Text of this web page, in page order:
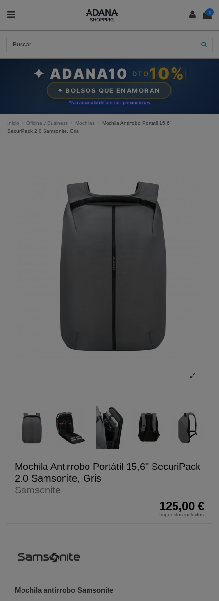
0
✦ ADANA10 DTO10%
✦ BOLSOS QUE ENAMORAN
*No acumulable a otras promociones
Inicio Oficina y Business Mochilas
Mochila Antirrobo Portátil 15,6"
SecuriPack 2.0 Samsonite, Gris
Mochila Antirrobo Portátil 15,6" SecuriPack
2.0 Samsonite, Gris
Samsonite
125,00 €
Impuestos incluidos
Mochila antirrobo Samsonite